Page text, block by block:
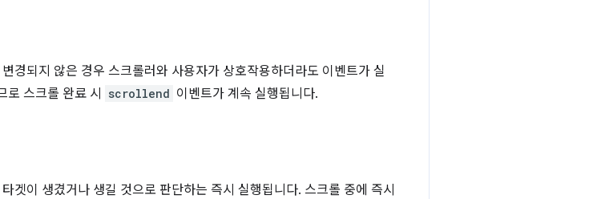
경되지 않은 경우 스크롤러와 사용자가 상호작용하더라도 이벤트가 실
로 스크롤 완료 시
scrollend 이벤트가 계속 실행됩니다.
겟이 생겼거나 생길 것으로 판단하는 즉시 실행됩니다. 스크롤 중에 즉시